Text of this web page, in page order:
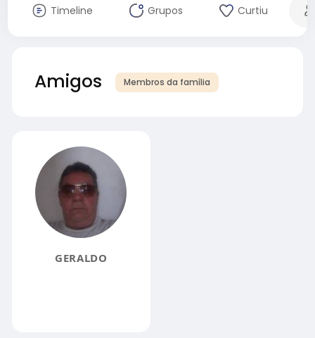
Timeline Grupos Curtiu
Amigos Membros da família
GERALDO